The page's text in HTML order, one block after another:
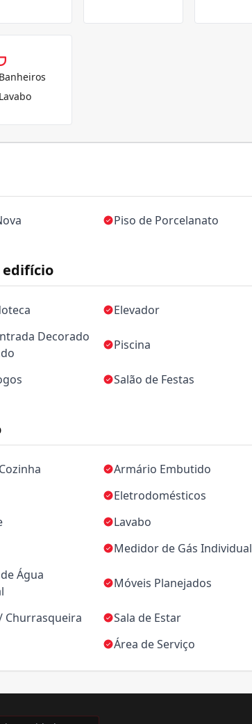
Banheiros
Lavabo
Piso de Porcelanato
edifício
Elevador
Decorado
Piscina
Salão de Festas
Armário Embutido
Eletrodomésticos
Lavabo
Medidor de Gás Individual
Água
Móveis Planejados
Churrasqueira
Sala de Estar
Área de Serviço